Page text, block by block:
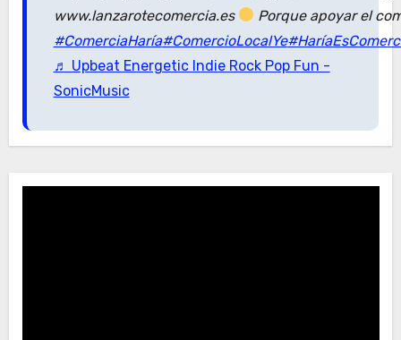
www.lanzarotecomercia.es
Porque apoyar el
#ComerciaHaría#ComercioLocalYe
♬ Upbeat Energetic Indie Rock Pop Fun -
SonicMusic